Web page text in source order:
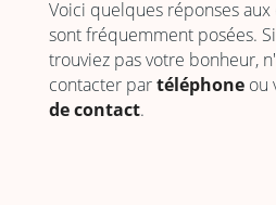
Voici quelques réponses
sont fréquemment posées.
trouviez pas votre bonheur,
contacter partéléphoneou
de contact.